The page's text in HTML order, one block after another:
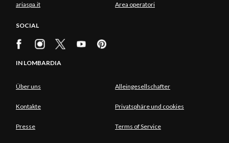
ariaspa.it Area operatori
SOCIAL
IN LOMBARDIA
Über uns Alleingesellschafter
Kontakte Privatsphäre und cookies
Presse Terms of Service